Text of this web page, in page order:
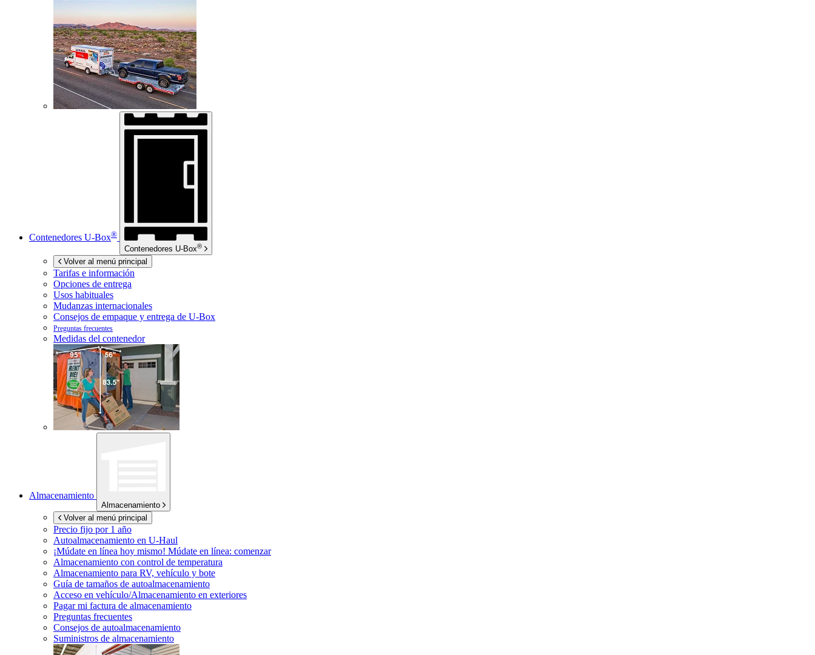
Contenedores U-Box®
Contenedores U-Box®
Volver al menú principal
Tarifas e información
Opciones de entrega
Usos habituales
Mudanzas internacionales
Consejos de empaque y entrega de U-Box
Preguntas frecuentes
Medidas del contenedor
Almacenamiento
Almacenamiento
Volver al menú principal
Precio fijo por 1 año
Autoalmacenamiento en U-Haul
¡Múdate en línea hoy mismo! Múdate en línea: comenzar
Almacenamiento con control de temperatura
Almacenamiento para RV, vehículo y bote
Guía de tamaños de autoalmacenamiento
Acceso en vehículo/Almacenamiento en exteriores
Pagar mi factura de almacenamiento
Preguntas frecuentes
Consejos de autoalmacenamiento
Suministros de almacenamiento